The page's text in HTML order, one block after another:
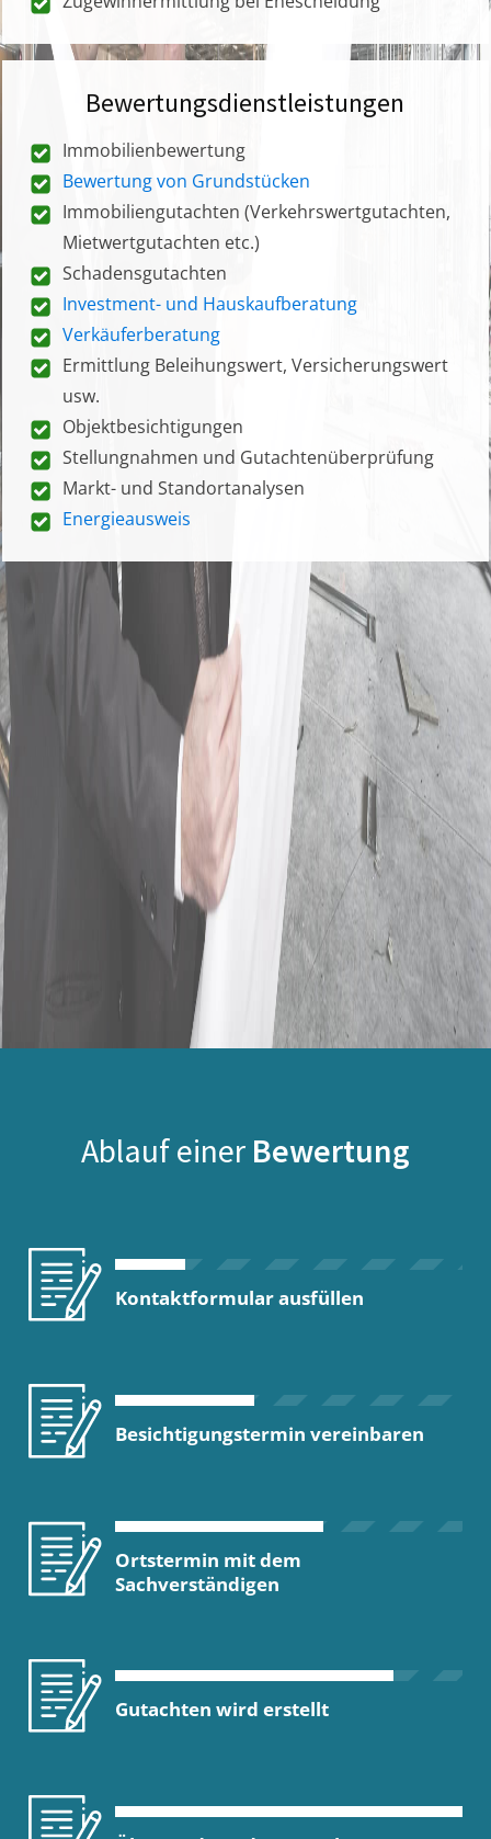
Bewertungsdienstleistungen
Immobilienbewertung
Bewertung von Grundstücken
Immobiliengutachten (Verkehrswertgutachten,
Mietwertgutachten etc.)
Schadensgutachten
Investment- und Hauskaufberatung
Verkäuferberatung
Ermittlung Beleihungswert, Versicherungswert
usw.
Objektbesichtigungen
Stellungnahmen und Gutachtenüberprüfung
Markt- und Standortanalysen
Energieausweis
Ablauf einer Bewertung
Kontaktformular ausfüllen
Besichtigungstermin vereinbaren
Ortstermin mit dem
Sachverständigen
Gutachten wird erstellt